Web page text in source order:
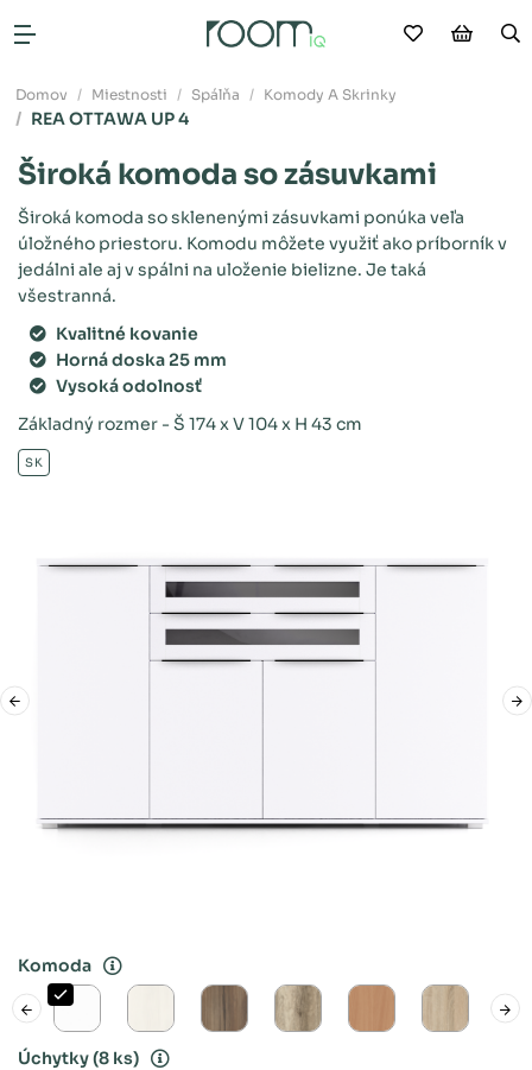
Otvoriť menu Moje
Domov Miestnosti Spálňa Komody A Skrinky
REA OTTAWA UP 4
Široká komoda so zásuvkami
Široká komoda so sklenenými zásuvkami ponúka veľa
úložného priestoru. Komodu môžete využiť ako príborník v
jedálni ale aj v spálni na uloženie bielizne. Je taká
všestranná.
Kvalitné kovanie
Horná doska 25 mm
Vysoká odolnosť
Základný rozmer - Š 174 x V 104 x H 43 cm
SK
Komoda
Úchytky(8 ks)